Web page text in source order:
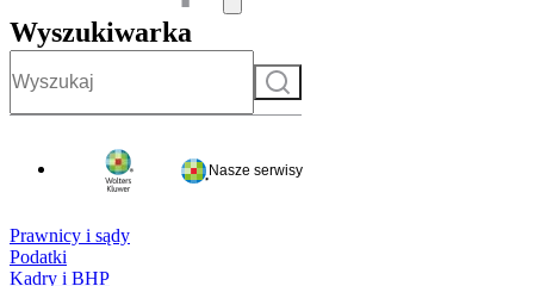
Wyszukiwarka
Szukaj
Nasze serwisy
Prawnicy i sądy
Podatki
Kadry i BHP